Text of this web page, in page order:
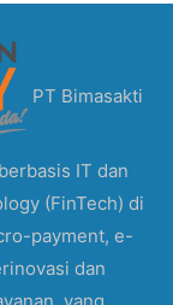
PT Bimasakti
IT dan
(FinTech) di
payment, e-
dan